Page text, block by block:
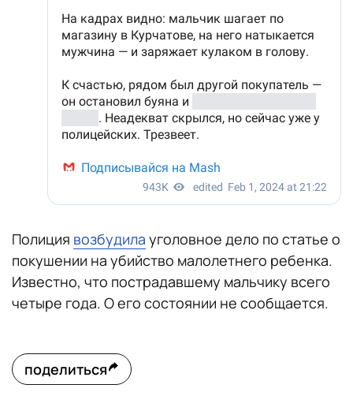
Полиция возбудила уголовное дело по статье о
покушении на убийство малолетнего ребенка.
Известно, что пострадавшему мальчику всего
четыре года. О его состоянии не сообщается.
поделиться